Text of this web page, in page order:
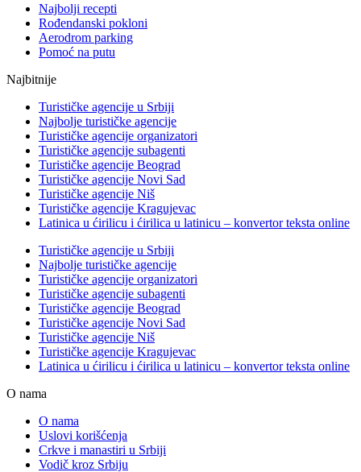
Najbolji recepti
Rođendanski pokloni
Aerodrom parking
Pomoć na putu
Najbitnije
Turističke agencije u Srbiji
Najbolje turističke agencije
Turističke agencije organizatori
Turističke agencije subagenti
Turističke agencije Beograd
Turističke agencije Novi Sad
Turističke agencije Niš
Turističke agencije Kragujevac
Latinica u ćirilicu i ćirilica u latinicu – konvertor teksta online
Turističke agencije u Srbiji
Najbolje turističke agencije
Turističke agencije organizatori
Turističke agencije subagenti
Turističke agencije Beograd
Turističke agencije Novi Sad
Turističke agencije Niš
Turističke agencije Kragujevac
Latinica u ćirilicu i ćirilica u latinicu – konvertor teksta online
O nama
O nama
Uslovi korišćenja
Crkve i manastiri u Srbiji
Vodič kroz Srbiju